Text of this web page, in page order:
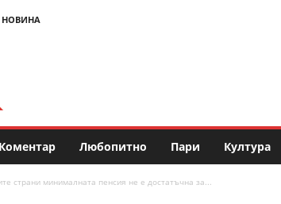
НОВИНА
Коментар Любопитно Пари Култура
страни минималната пенсия не е достатъчна за...